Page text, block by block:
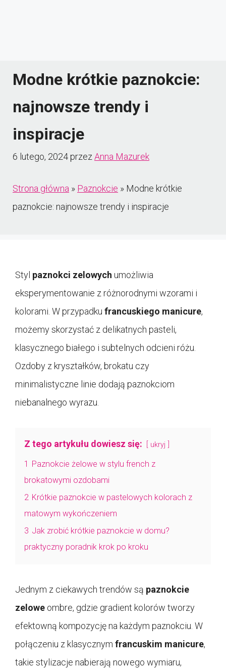
Modne krótkie paznokcie:
najnowsze trendy i
inspiracje
6 lutego, 2024przez Anna Mazurek
Strona główna » Paznokcie » Modne krótkie
paznokcie: najnowsze trendy i inspiracje
Styl paznokci zelowych umożliwia
eksperymentowanie z różnorodnymi wzorami i
kolorami. W przypadku francuskiego manicure,
możemy skorzystać z delikatnych pasteli,
klasycznego białego i subtelnych odcieni różu.
Ozdoby z kryształków, brokatu czy
minimalistyczne linie dodają paznokciom
niebanalnego wyrazu.
Z tego artykułu dowiesz się: ukryj
1 Paznokcie żelowe w stylu french z
brokatowymi ozdobami
2 Krótkie paznokcie w pastelowych kolorach z
matowym wykończeniem
3 Jak zrobić krótkie paznokcie w domu?
praktyczny poradnik krok po kroku
Jednym z ciekawych trendów są paznokcie
zelowe ombre, gdzie gradient kolorów tworzy
efektowną kompozycję na każdym paznokciu. W
połączeniu z klasycznym francuskim manicure,
takie stylizacje nabierają nowego wymiaru,